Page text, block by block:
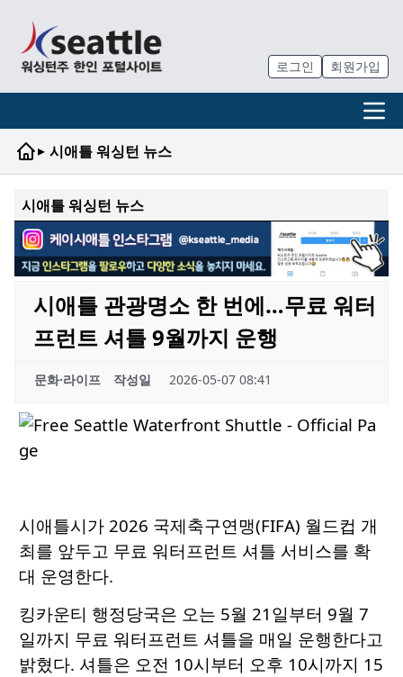
로그인 회원가입
▸ 시애틀 워싱턴 뉴스
시애틀 워싱턴 뉴스
시애틀 관광명소 한 번에…무료 워터
프런트 셔틀 9월까지 운행
문화·라이프 작성일 2026-05-07 08:41
시애틀시가 2026 국제축구연맹(FIFA) 월드컵 개
최를 앞두고 무료 워터프런트 셔틀 서비스를 확
대 운영한다.
킹카운티 행정당국은 오는 5월 21일부터 9월 7
일까지 무료 워터프런트 셔틀을 매일 운행한다고
밝혔다. 셔틀은 오전 10시부터 오후 10시까지 15